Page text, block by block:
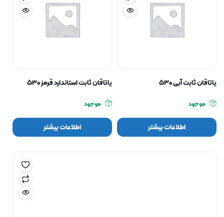
یاتاقان ثابت آبی ۵۳۰
موجود
اطلاعات بیشتر
یاتاقان ثابت استاندارد قرمز ۵۳۰
موجود
اطلاعات بیشتر